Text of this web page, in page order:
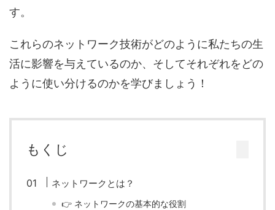
す。
これらのネットワーク技術がどのように私たちの生
活に影響を与えているのか、そしてそれぞれをどの
ように使い分けるのかを学びましょう！
もくじ
ネットワークとは？
👉 ネットワークの基本的な役割